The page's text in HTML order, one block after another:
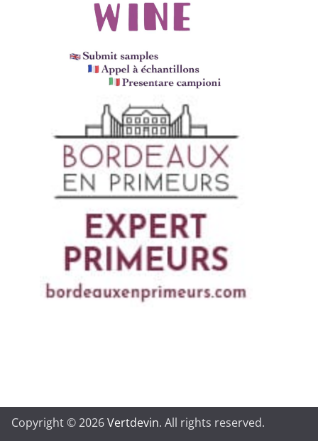
Copyright © 2026Vertdevin. All rights reserved.